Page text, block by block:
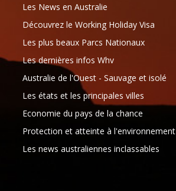
Les News en Australie
Découvrez le Working Holiday Visa
Les plus beaux Parcs Nationaux
Les dernières infos Whv
Australie de l'Ouest - Sauvage et isolé
Les états et les principales villes
Economie du pays de la chance
Protection et atteinte à l'environnement
Les news australiennes inclassables